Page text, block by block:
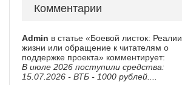
Комментарии
Admin в статье «Боевой листок: Реалии
жизни или обращение к читателям о
поддержке проекта» комментирует:
В июле 2026 поступили средства:
15.07.2026 - ВТБ - 1000 рублей....